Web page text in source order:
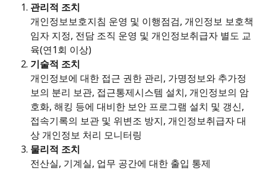
관리적 조치
개인정보보호지침 운영 및 이행점검, 개인정보 보호책
임자 지정, 전담 조직 운영 및 개인정보취급자 별도 교
육(연1회 이상)
기술적 조치
개인정보에 대한 접근 권한 관리, 가명정보와 추가정
보의 분리 보관, 접근통제시스템 설치, 개인정보의 암
호화, 해킹 등에 대비한 보안 프로그램 설치 및 갱신,
접속기록의 보관 및 위변조 방지, 개인정보취급자 대
상 개인정보 처리 모니터링
물리적 조치
전산실, 기계실, 업무 공간에 대한 출입 통제